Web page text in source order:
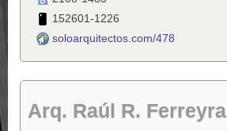
152601-1226
soloarquitectos.com/478
Arq. Raúl R. Ferreyra